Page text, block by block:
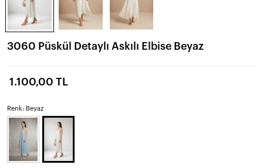
3060 Püskül Detaylı Askılı Elbise Beyaz
1.100,00 TL
Renk: Beyaz